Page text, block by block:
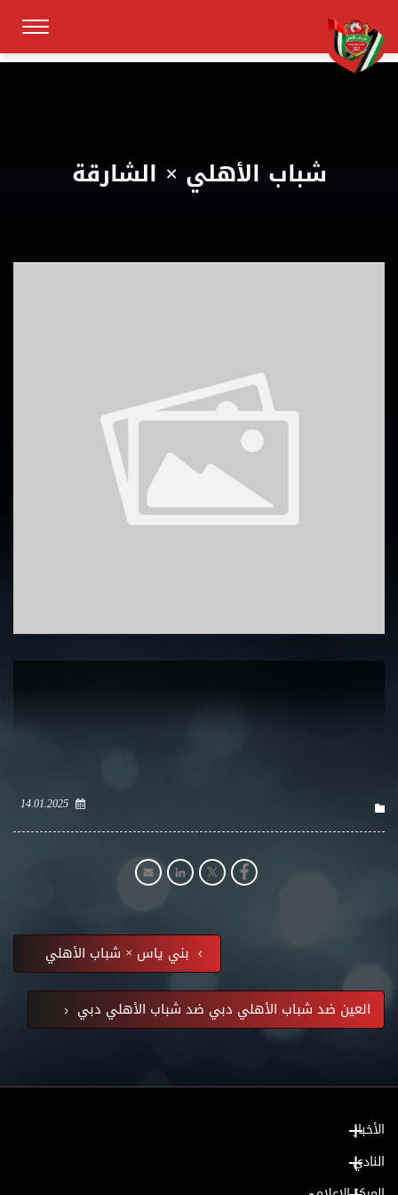
شباب الأهلي × الشارقة
14.01.2025
بني ياس × شباب الأهلي
العين ضد شباب الأهلي دبي ضد شباب الأهلي دبي
الأخبار
النادي